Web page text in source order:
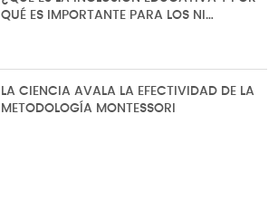
QUÉ ES IMPORTANTE PARA LOS NI…
LA CIENCIA AVALA LA EFECTIVIDAD DE LA
METODOLOGÍA MONTESSORI